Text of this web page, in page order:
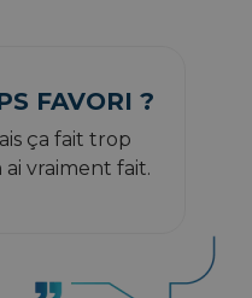
FAVORI ?
ça fait trop
ai vraiment fait.